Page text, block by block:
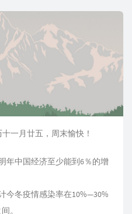
一月廿五，周末愉快！
年中国经济至少能到6％的增
今冬疫情感染率在10%—30%
。